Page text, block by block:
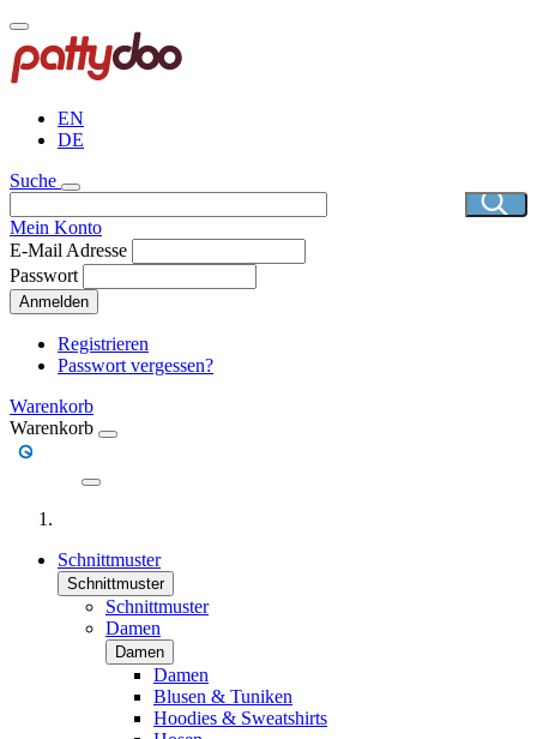
Direkt
zum
Inhalt
EN
DE
Suche
Mein Konto
E-Mail Adresse
Passwort
Anmelden
Registrieren
Passwort vergessen?
Warenkorb
Warenkorb
Schnittmuster
Schnittmuster
Schnittmuster
Damen
Damen
Damen
Blusen & Tuniken
Hoodies & Sweatshirts